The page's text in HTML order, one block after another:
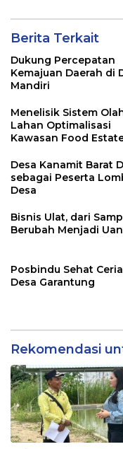
Berita Terkait
Dukung Percepatan
Kemajuan Daerah di
Mandiri
Menelisik Sistem
Lahan Optimalisasi
Kawasan Food
Desa Kanamit Barat
sebagai Peserta
Desa
Bisnis Ulat, dari
Berubah Menjadi
Posbindu Sehat Ceria
Desa Garantung
Rekomendasi